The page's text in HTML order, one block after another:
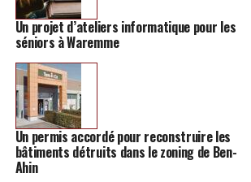
TAGS FEATURED INFOS HANNUT
SUIVANT
Un pastis hannutois reçoit un nouveau
NE MANQUEZ PAS
Le cursus non-immersif de l’école de
Un projet d’ateliers informatique pour les
séniors à Waremme
Un permis accordé pour reconstruire les
bâtiments détruits dans le zoning de Ben-
Ahin